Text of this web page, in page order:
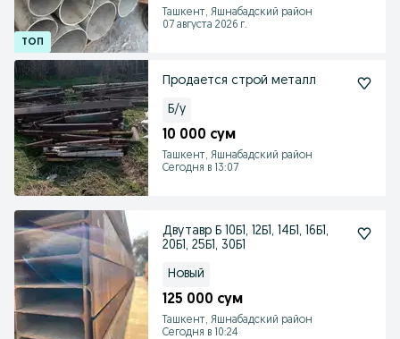
Ташкент, Яшнабадский район
07 августа 2026 г.
Продается строй металл
Б/у
10 000 сум
Ташкент, Яшнабадский район
Сегодня в 13:07
Двутавр Б 10Б1, 12Б1, 14Б1, 16Б1,
20Б1, 25Б1, 30Б1
Новый
125 000 сум
Ташкент, Яшнабадский район
Сегодня в 10:24